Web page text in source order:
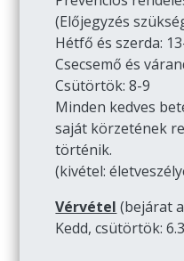
(Előjegyzés
Hétfő és szerda:
Csecsemő és
Csütörtök: 8-9
Minden kedves
saját körzetének
történik.
(kivétel:
Vérvétel (bejárat
Kedd, csütörtök: